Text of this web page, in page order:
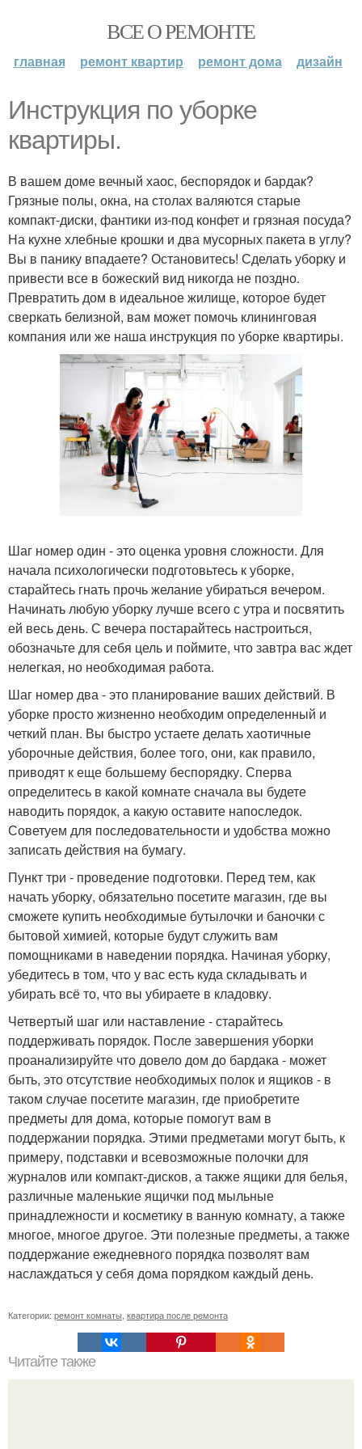
ВСЕ О РЕМОНТЕ
главная ремонт квартир ремонт дома дизайн
Инструкция по уборке
квартиры.
В вашем доме вечный хаос, беспорядок и бардак?
Грязные полы, окна, на столах валяются старые
компакт-диски, фантики из-под конфет и грязная посуда?
На кухне хлебные крошки и два мусорных пакета в углу?
Вы в панику впадаете? Остановитесь! Сделать уборку и
привести все в божеский вид никогда не поздно.
Превратить дом в идеальное жилище, которое будет
сверкать белизной, вам может помочь клининговая
компания или же наша инструкция по уборке квартиры.
Шаг номер один - это оценка уровня сложности. Для
начала психологически подготовьтесь к уборке,
старайтесь гнать прочь желание убираться вечером.
Начинать любую уборку лучше всего с утра и посвятить
ей весь день. С вечера постарайтесь настроиться,
обозначьте для себя цель и поймите, что завтра вас ждет
нелегкая, но необходимая работа.
Шаг номер два - это планирование ваших действий. В
уборке просто жизненно необходим определенный и
четкий план. Вы быстро устаете делать хаотичные
уборочные действия, более того, они, как правило,
приводят к еще большему беспорядку. Сперва
определитесь в какой комнате сначала вы будете
наводить порядок, а какую оставите напоследок.
Советуем для последовательности и удобства можно
записать действия на бумагу.
Пункт три - проведение подготовки. Перед тем, как
начать уборку, обязательно посетите магазин, где вы
сможете купить необходимые бутылочки и баночки с
бытовой химией, которые будут служить вам
помощниками в наведении порядка. Начиная уборку,
убедитесь в том, что у вас есть куда складывать и
убирать всё то, что вы убираете в кладовку.
Четвертый шаг или наставление - старайтесь
поддерживать порядок. После завершения уборки
проанализируйте что довело дом до бардака - может
быть, это отсутствие необходимых полок и ящиков - в
таком случае посетите магазин, где приобретите
предметы для дома, которые помогут вам в
поддержании порядка. Этими предметами могут быть, к
примеру, подставки и всевозможные полочки для
журналов или компакт-дисков, а также ящики для белья,
различные маленькие ящички под мыльные
принадлежности и косметику в ванную комнату, а также
многое, многое другое. Эти полезные предметы, а также
поддержание ежедневного порядка позволят вам
наслаждаться у себя дома порядком каждый день.
Категории: ремонт комнаты квартира после ремонта
Читайте также